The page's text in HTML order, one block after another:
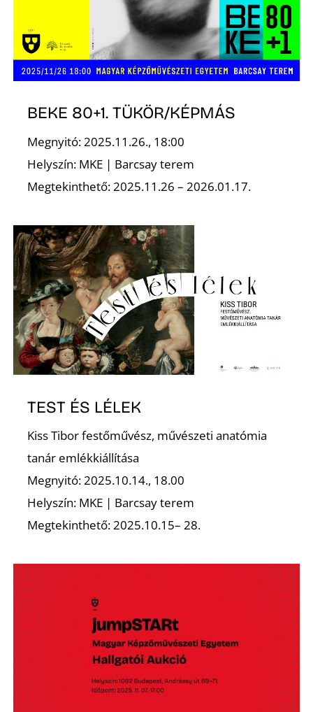
BEKE 80+1. TÜKÖR/KÉPMÁS
Megnyitó: 2025.11.26., 18:00
Helyszín: MKE | Barcsay terem
Megtekinthető: 2025.11.26 – 2026.01.17.
TEST ÉS LÉLEK
Kiss Tibor festőművész, művészeti anatómia
tanár emlékkiállítása
Megnyitó: 2025.10.14., 18.00
Helyszín: MKE | Barcsay terem
Megtekinthető: 2025.10.15– 28.